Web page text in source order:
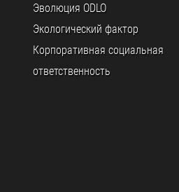
Эволюция ODLO
Экологический фактор
Корпоративная социальная
ответственность